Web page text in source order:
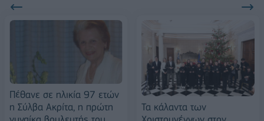
Πέθανε σε ηλικία 97 ετών
η Σύλβα Ακρίτα, η πρώτη
Τα κάλαντα των